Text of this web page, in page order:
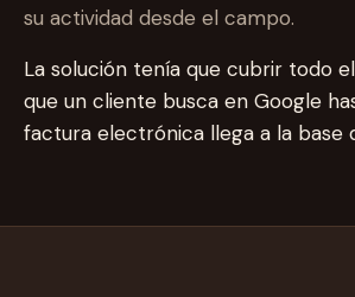
su actividad desde el campo.
La solución tenía que cubrir todo
que un cliente busca en Google
factura electrónica llega a la base